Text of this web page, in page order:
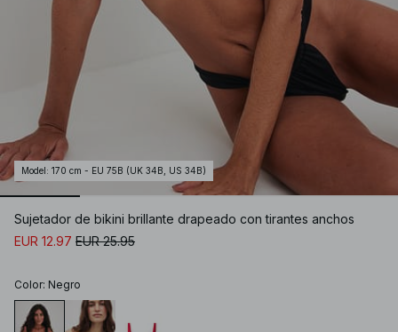
Model : 170 cm - EU 75B (UK 34B, US 34B)
Sujetador de bikini brillante drapeado con tirantes anchos
EUR 12.97 EUR 25.95
Color: Negro